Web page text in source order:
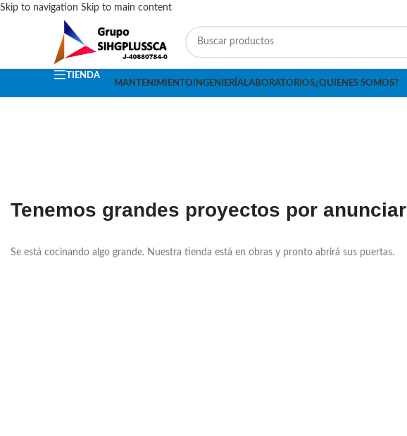
Skip to navigation Skip to main content
TIENDA
MANTENIMIENTO INGENIERÍA LABORATORIOS¿QUIENES SOMOS?
Tenemos grandes proyectos por anunciar
Se está cocinando algo grande. Nuestra tienda está en obras y pronto abrirá sus puertas.